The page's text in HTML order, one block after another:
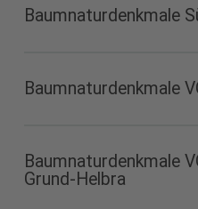
Baumnaturdenkmale
Baumnaturdenkmale
1,26 MB)
Baumnaturdenkmale
Grund-Helbra